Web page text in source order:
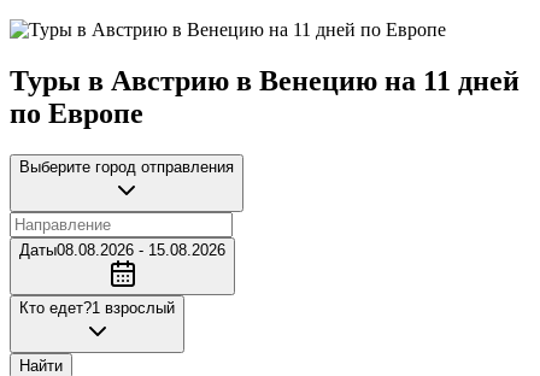
Туры в Австрию в Венецию на 11 дней
по Европе
Выберите город отправления
Даты08.08.2026 - 15.08.2026
Кто едет?1 взрослый
Найти